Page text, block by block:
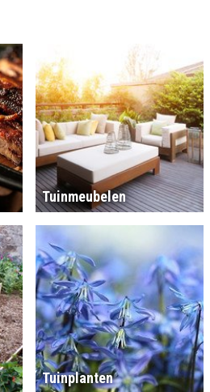
Tuinmeubelen
Tuinplanten